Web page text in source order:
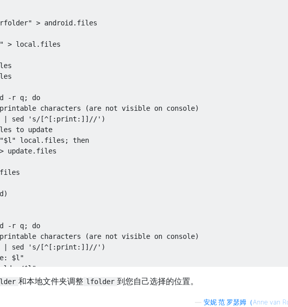
> android.files
> local.files
-r q; do
characters (are not visible on console)
| sed 's/[^[:print:]]//')
to update
q "$l" local.files; then
update.files
-r q; do
characters (are not visible on console)
| sed 's/[^[:print:]]//')
$l"
$l"
和本地文件夹调整 lfolder 到您自己选择的位置。
安妮·范·罗瑟姆（Anne van